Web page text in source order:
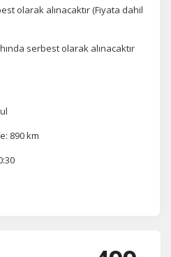
olarak alınacaktır (Fiyata dahil
serbest olarak alınacaktır
890 km